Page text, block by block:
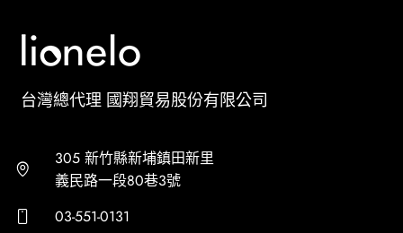
台灣總代理 國翔貿易股份有限公司
305 新竹縣新埔鎮田新里
義民路一段80巷3號
03-551-0131